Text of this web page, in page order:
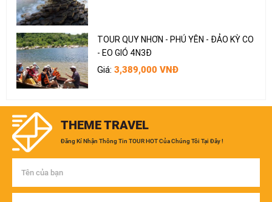
TOUR QUY NHƠN - PHÚ YÊN - ĐẢO KỲ CO
- EO GIÓ 4N3Đ
Giá: 3,389,000 VNĐ
Giá:1,690,000 VNĐ
Giá:2,289,000 VNĐ
THEME TRAVEL
Đăng Kí Nhận Thông Tin TOUR HOT Của Chúng Tôi Tại Đây !